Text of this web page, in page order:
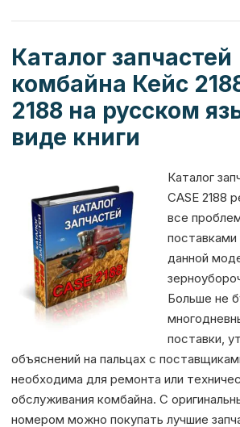
p o
k
g
er
Каталог запчастей
комбайна Кейс
2188 на русском
виде книги
Каталог
CASE 2188
все
поставками
данной
Больше не
поставки,
объяснений на пальцах с
необходима для ремонта или
обслуживания комбайна. С
номером можно покупать лучшие